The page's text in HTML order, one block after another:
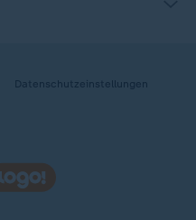
Datenschutzeinstellungen